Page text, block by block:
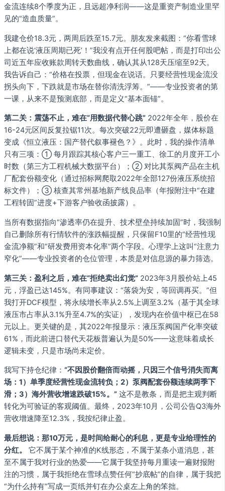
金流连续8个季度为正，且远超净利润——这是重资产制造业里罕
见的“造血质量”。
我建仓价18.3元，两周后跌至15.7元。朋友发来截图：“你看雪球
上都在说‘液压周期已死’！”我没有点开任何股吧帖，而是打印出公
司近五年应收账款周转天数曲线，确认其从128天压缩至92天。
我告诉自己：“价格在投票，但现金在说话。只要经营性现金流没
拐头向下，下跌就是市场在替你清洗浮筹。”——专业投资者的第
一课，从来不是预测底部，而是定义“基本面锚”。
第二关：震荡不止，难在“用数据代替心跳” 2022年全年，股价在
16-24元区间反复拉锯11次。每次突破22元即遭砸盘，媒体标题
变成《恒立液压：国产替代叙事褪色？》。此时，我的操作清单
只有三项：① 每月跟踪其核心客户三一重工、徐工的月度开工小
时数（第三方工程机械大数据平台）；② 对比其泵阀产品在主机
厂配套份额变化（通过招标网爬取2022年全部127份液压系统招
标文件）；③ 核查其常州基地新产线良品率（年报附注中“在建
工程转固”进度+下游客户验收函披露）。
当所有数据指向“渗透率仍在提升、技术壁垒持续加固”时，我强制
自己删除所有行情软件的涨跌幅提醒，只保留F10里的“经营性现
金流净额”和“研发费用资本化率”两个字段。心理学上这叫“注意力
窄化”——专业投资者的仓位管理，本质是对信息源的暴力筛选。
第三关：盈利之后，难在“拒绝卖出幻觉” 2023年3月股价站上45
元，浮盈已达145%。有同事建议：“落袋为安，等回调再买。”但
我打开DCF模型，将永续增长率从2.5%上调至3.2%（基于其全球
液压市占率从3.1%升至4.7%的实证），发现内在价值中枢已在58
元以上。更关键的是，其2022年报显示：液压泵阀国产化率突破
61%，而此前进口替代天花板普遍认为是50%——这意味着成长
逻辑未变，只是市场尚未定价。
我写下持仓纪律： “不因股价翻倍而动摇，只因三个信号消失而离
场：1）单季度经营性现金流转负；2）泵阀配套份额连续两季下
滑；3）海外营收增速跌破15%。” 这不是教条，而是把主观判断
转化为可验证的客观阈值。最终，2023年10月，公司公告Q3海外
营收增速降至12.3%，我按纪律止盈。
最后想说：那10万元，是时间给耐心的利息，更是专业给理性的
分红。
它不属于某个神准的K线形态，不属于某条小道消息，甚
至不属于我对行业的热爱——它属于我坚持每月重读一遍财报附
注的习惯，属于我拒绝在雪球点赞任何“抄底帖”的自律，属于我把
“为什么持有”写成一页纸并钉在办公桌左上角的笨拙。